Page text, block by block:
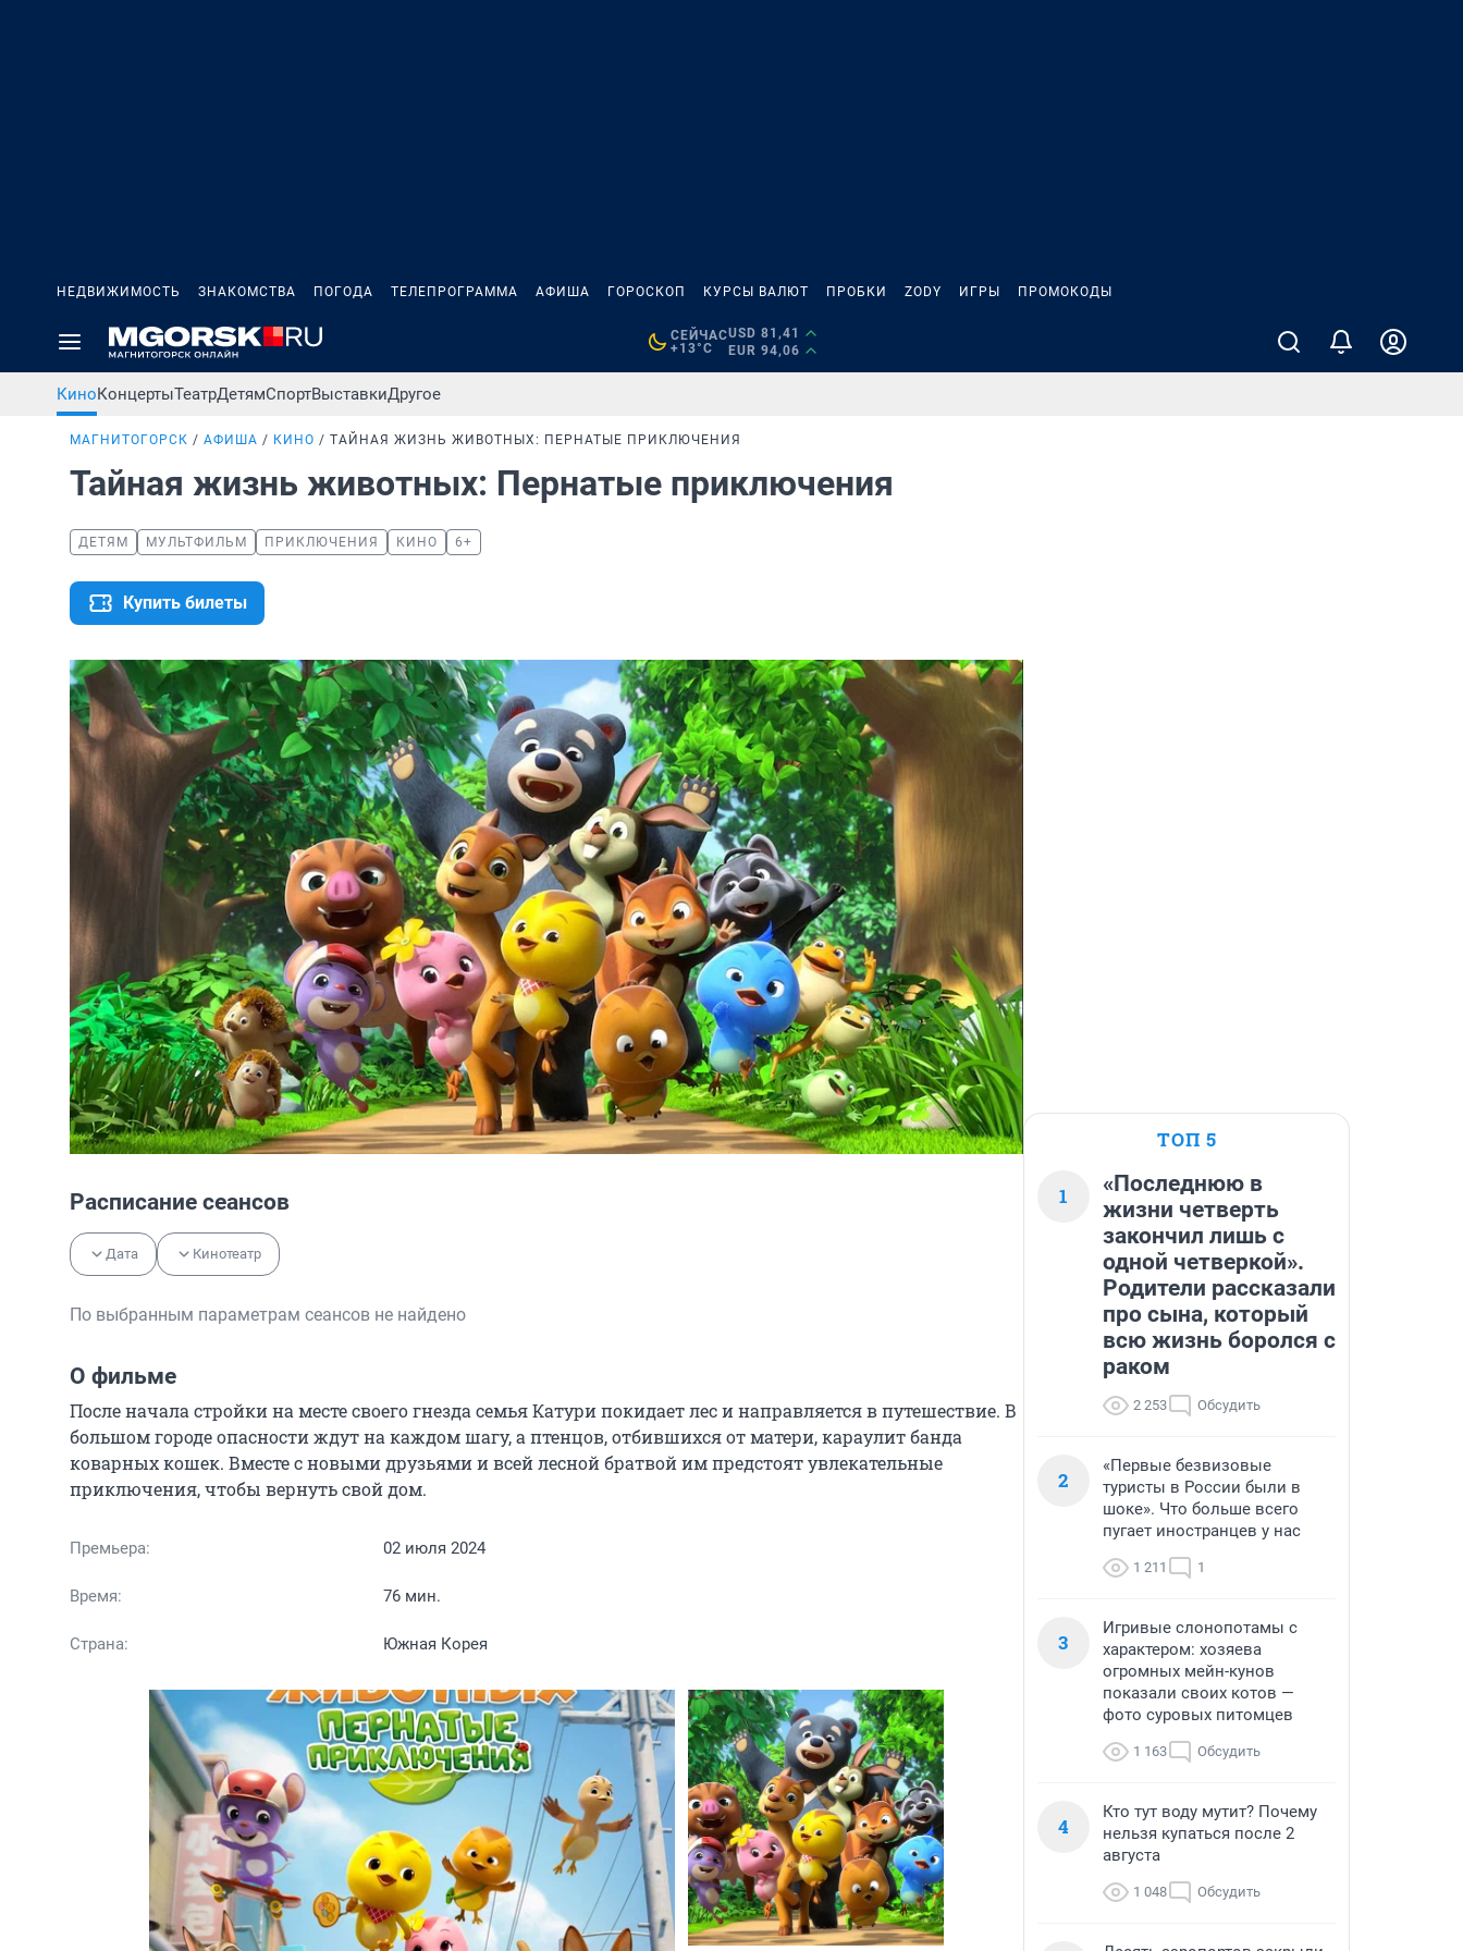
НЕДВИЖИМОСТЬ ЗНАКОМСТВА ПОГОДА ТЕЛЕПРОГРАММА АФИША ГОРОСКОП КУРСЫ ВАЛЮТ ПРОБКИ ZODY ИГРЫ ПРОМОКОДЫ
СЕЙЧАС
+13°C
USD 81,41
EUR 94,06
КиноКонцертыТеатрДетямСпортВыставкиДругое
МАГНИТОГОРСК АФИША КИНО ТАЙНАЯ ЖИЗНЬ ЖИВОТНЫХ: ПЕРНАТЫЕ ПРИКЛЮЧЕНИЯ
Тайная жизнь животных: Пернатые приключения
ДЕТЯМ МУЛЬТФИЛЬМ ПРИКЛЮЧЕНИЯ КИНО 6+
Купить билеты
Расписание сеансов
Дата Кинотеатр
По выбранным параметрам сеансов не найдено
О фильме
После начала стройки на месте своего гнезда семья Катури покидает лес и направляется в путешествие. В
большом городе опасности ждут на каждом шагу, а птенцов, отбившихся от матери, караулит банда
коварных кошек. Вместе с новыми друзьями и всей лесной братвой им предстоят увлекательные
приключения, чтобы вернуть свой дом.
Премьера: 02 июля 2024
Время: 76 мин.
Страна: Южная Корея
ТОП 5
1
«Последнюю в
жизни четверть
закончил лишь с
одной четверкой».
Родители рассказали
про сына, который
всю жизнь боролся с
раком
2 253 Обсудить
2
«Первые безвизовые
туристы в России были в
шоке». Что больше всего
пугает иностранцев у нас
1 211 1
3
Игривые слонопотамы с
характером: хозяева
огромных мейн-кунов
показали своих котов —
фото суровых питомцев
1 163 Обсудить
4
Кто тут воду мутит? Почему
нельзя купаться после 2
августа
1 048 Обсудить